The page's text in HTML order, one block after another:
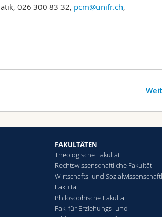
026 300 83 32, pcm@unifr.ch,
FAKULTÄTEN
Theologische Fakultät
Rechtswissenschaftliche Fakultät
Wirtschafts- und
Fakultät
Philosophische Fakultät
Fak. für Erziehungs- und